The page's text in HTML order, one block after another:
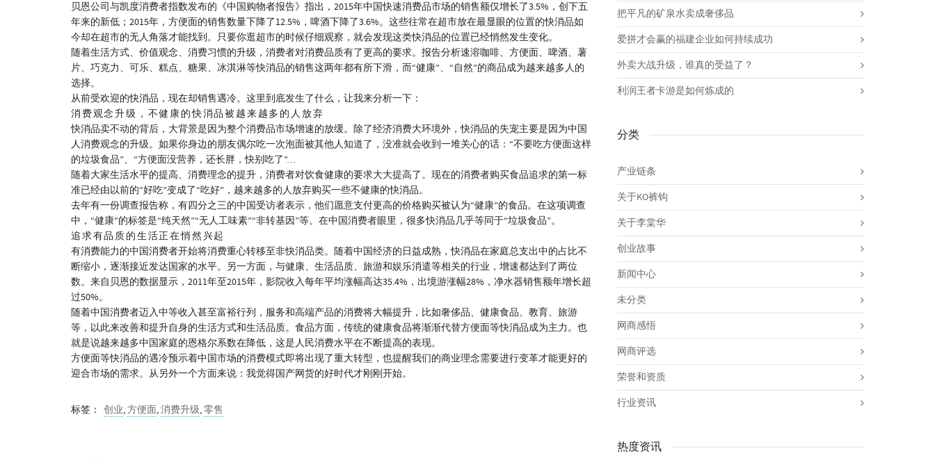
贝恩公司与凯度消费者指数发布的《中国购物者报告》指出，2015年中国快速消费品市场的销售额仅增长了3.5%，创下五
年来的新低；2015年，方便面的销售数量下降了12.5%，啤酒下降了3.6%。这些往常在超市放在最显眼的位置的快消品如
今却在超市的无人角落才能找到。只要你逛超市的时候仔细观察，就会发现这类快消品的位置已经悄然发生变化。
随着生活方式、价值观念、消费习惯的升级，消费者对消费品质有了更高的要求。报告分析速溶咖啡、方便面、啤酒、薯
片、巧克力、可乐、糕点、糖果、冰淇淋等快消品的销售这两年都有所下滑，而“健康”、“自然”的商品成为越来越多人的
选择。
从前受欢迎的快消品，现在却销售遇冷。这里到底发生了什么，让我来分析一下：
消费观念升级，不健康的快消品被越来越多的人放弃
快消品卖不动的背后，大背景是因为整个消费品市场增速的放缓。除了经济消费大环境外，快消品的失宠主要是因为中国
人消费观念的升级。如果你身边的朋友偶尔吃一次泡面被其他人知道了，没准就会收到一堆关心的话：“不要吃方便面这样
的垃圾食品”、“方便面没营养，还长胖，快别吃了”…
随着大家生活水平的提高、消费理念的提升，消费者对饮食健康的要求大大提高了。现在的消费者购买食品追求的第一标
准已经由以前的“好吃”变成了“吃好”，越来越多的人放弃购买一些不健康的快消品。
去年有一份调查报告称，有四分之三的中国受访者表示，他们愿意支付更高的价格购买被认为“健康”的食品。在这项调查
中，“健康”的标签是“纯天然”“无人工味素”“非转基因”等。在中国消费者眼里，很多快消品几乎等同于“垃圾食品”。
追求有品质的生活正在悄然兴起
有消费能力的中国消费者开始将消费重心转移至非快消品类。随着中国经济的日益成熟，快消品在家庭总支出中的占比不
断缩小，逐渐接近发达国家的水平。另一方面，与健康、生活品质、旅游和娱乐消遣等相关的行业，增速都达到了两位
数。来自贝恩的数据显示，2011年至2015年，影院收入每年平均涨幅高达35.4%，出境游涨幅28%，净水器销售额年增长超
过50%。
随着中国消费者迈入中等收入甚至富裕行列，服务和高端产品的消费将大幅提升，比如奢侈品、健康食品、教育、旅游
等，以此来改善和提升自身的生活方式和生活品质。食品方面，传统的健康食品将渐渐代替方便面等快消品成为主力。也
就是说越来越多中国家庭的恩格尔系数在降低，这是人民消费水平在不断提高的表现。
方便面等快消品的遇冷预示着中国市场的消费模式即将出现了重大转型，也提醒我们的商业理念需要进行变革才能更好的
迎合市场的需求。从另外一个方面来说：我觉得国产网货的好时代才刚刚开始。
标签： 创业,方便面,消费升级,零售
把平凡的矿泉水卖成奢侈品
爱拼才会赢的福建企业如何持续成功
外卖大战升级，谁真的受益了？
利润王者卡游是如何炼成的
分类
产业链条
关于KO裤钩
关于李棠华
创业故事
新闻中心
未分类
网商感悟
网商评选
荣誉和资质
行业资讯
热度资讯